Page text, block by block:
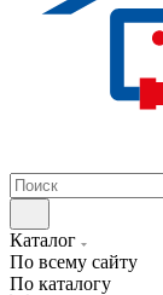
Каталог
По всему сайту
По каталогу